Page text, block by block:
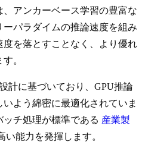
アンカーベース学習の豊富な
パラダイムの推論速度を組み
を落とすことなく、より優れ
。
計に基づいており、GPU推論
よう綿密に最適化されていま
チ処理が標準である 産業製
能力を発揮します。